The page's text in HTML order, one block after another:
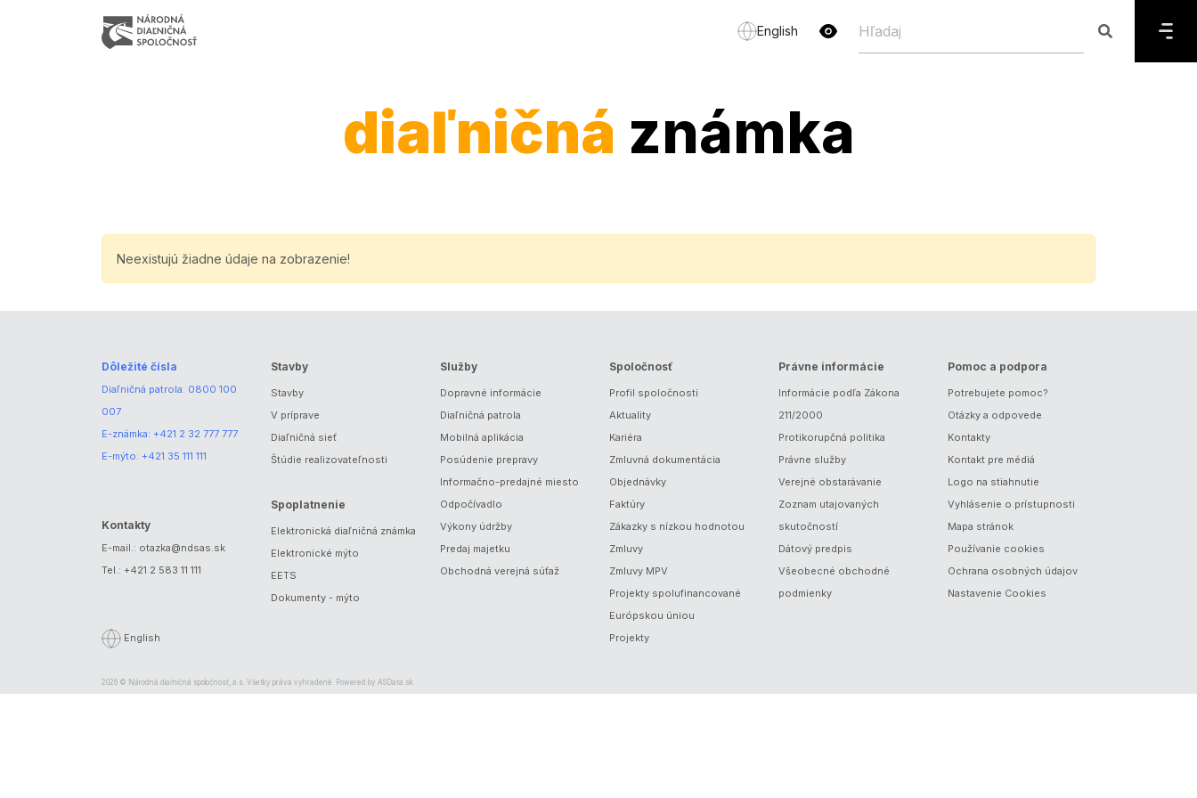
English
diaľničná známka
Neexistujú žiadne údaje na zobrazenie!
Dôležité čísla
Diaľničná patrola: 0800 100
007
E-známka: +421 2 32 777 777
E-mýto: +421 35 111 111
Kontakty
E-mail.: otazka@ndsas.sk
Tel.: +421 2 583 11 111
English
Stavby
Stavby
V príprave
Diaľničná sieť
Štúdie realizovateľnosti
Spoplatnenie
Elektronická diaľničná známka
Elektronické mýto
EETS
Dokumenty - mýto
Služby
Dopravné informácie
Diaľničná patrola
Mobilná aplikácia
Posúdenie prepravy
Informačno-predajné miesto
Odpočívadlo
Výkony údržby
Predaj majetku
Obchodná verejná súťaž
Spoločnosť
Profil spoločnosti
Aktuality
Kariéra
Zmluvná dokumentácia
Objednávky
Faktúry
Zákazky s nízkou hodnotou
Zmluvy
Zmluvy MPV
Projekty spolufinancované
Európskou úniou
Projekty
Právne informácie
Informácie podľa Zákona
211/2000
Protikorupčná politika
Právne služby
Verejné obstarávanie
Zoznam utajovaných
skutočností
Dátový predpis
Všeobecné obchodné
podmienky
Pomoc a podpora
Potrebujete pomoc?
Otázky a odpovede
Kontakty
Kontakt pre médiá
Logo na stiahnutie
Vyhlásenie o prístupnosti
Mapa stránok
Používanie cookies
Ochrana osobných údajov
Nastavenie Cookies
2026 © Národná diaľničná spoločnosť, a.s. Všetky práva vyhradené. Powered by ASData.sk